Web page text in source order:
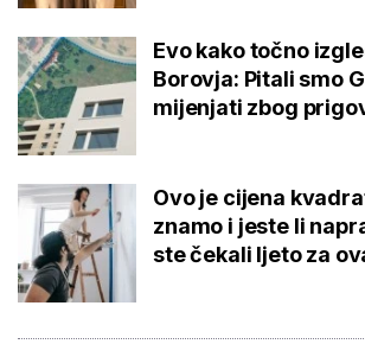
Evo kako točno
Borovja: Pitali smo
mijenjati zbog
Ovo je cijena
znamo i jeste li
ste čekali ljeto za